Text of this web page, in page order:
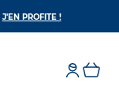
J'EN PROFITE !S’OUVRE